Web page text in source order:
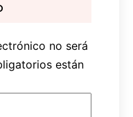
no será
están